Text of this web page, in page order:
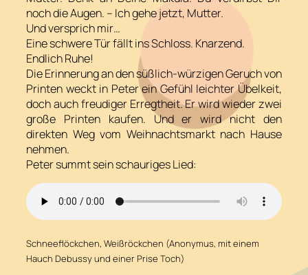
noch die Augen. – Ich gehe jetzt, Mutter.
Und versprich mir…
Eine schwere Tür fällt ins Schloss. Knarzend.
Endlich Ruhe!
Die Erinnerung an den süßlich-würzigen Geruch von
Printen weckt in Peter ein Gefühl leichter Übelkeit,
doch auch freudiger Erregtheit. Er wird wieder zwei
große Printen kaufen. Und er wird nicht den
direkten Weg vom Weihnachtsmarkt nach Hause
nehmen.
Peter summt sein schauriges Lied:
Schneeflöckchen, Weißröckchen (Anonymus, mit einem
Hauch Debussy und einer Prise Toch)